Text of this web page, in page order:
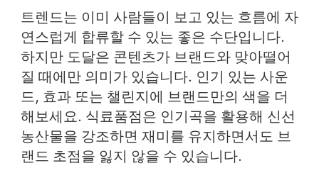
트렌드는 이미 사람들이 보고 있는 흐름에 자
연스럽게 합류할 수 있는 좋은 수단입니다.
하지만 도달은 콘텐츠가 브랜드와 맞아떨어
질 때에만 의미가 있습니다. 인기 있는 사운
드, 효과 또는 챌린지에 브랜드만의 색을 더
해보세요. 식료품점은 인기곡을 활용해 신선
농산물을 강조하면 재미를 유지하면서도 브
랜드 초점을 잃지 않을 수 있습니다.